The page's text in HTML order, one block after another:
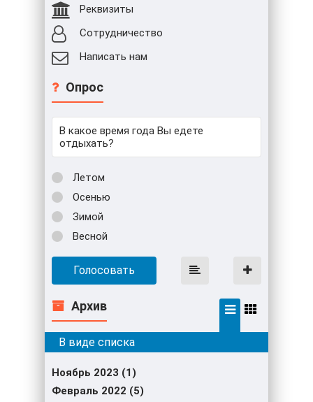
Реквизиты
Сотрудничество
Написать нам
Опрос
В какое время года Вы едете
отдыхать?
Летом
Осенью
Зимой
Весной
Голосовать
Архив
Ноябрь 2023 (1)
Февраль 2022 (5)